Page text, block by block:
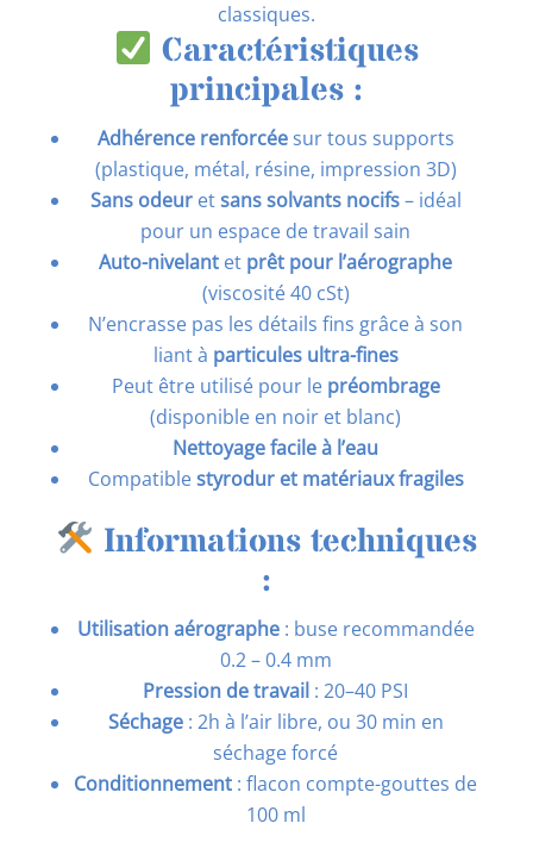
classiques.
Caractéristiques
principales :
Adhérence renforcéesur tous supports
(plastique, métal, résine, impression 3D)
Sans odeuretsans solvants nocifs– idéal
pour un espace de travail sain
Auto-nivelant et prêt pour l’aérographe
(viscosité 40 cSt)
N’encrasse pas les détails fins grâce à son
liant à particules ultra-fines
Peut être utilisé pour le préombrage
(disponible en noir et blanc)
Nettoyage facile à l’eau
Compatiblestyrodur et matériaux fragiles
Informations techniques
:
Utilisation aérographe: buse recommandée
0.2 – 0.4 mm
Pression de travail : 20–40 PSI
Séchage: 2h à l’air libre, ou 30 min en
séchage forcé
Conditionnement : flacon compte-gouttes de
100 ml